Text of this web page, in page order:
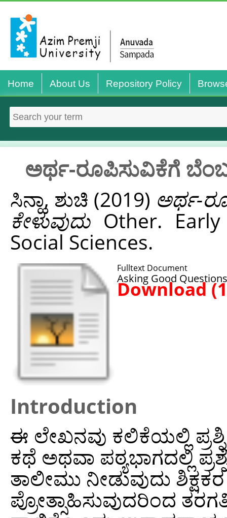
Home About Us Repository Policy
ಅರ್ಥ-ರೂಪಿಸುವಿಕೆಗೆ
ಸಿನ್ಹಾ, ಶುಚಿ (2019) ಅರ್ಥ-
ಕೇಳುವುದುOther. Early
Social Sciences.
Fulltext Document
Asking Good
Download
Introduction
ಈ ಲೇಖನವು ಕಲಿಕೆಯಲ್ಲಿ
ಕಥೆ ಅಥವಾ ಪಠ್ಯಭಾಗದಲ್ಲಿ
ತಾಲೀಮು ನೀಡುವುದು
ಪ್ರೋತ್ಸಾಹಿಸುವುದರಿಂದ